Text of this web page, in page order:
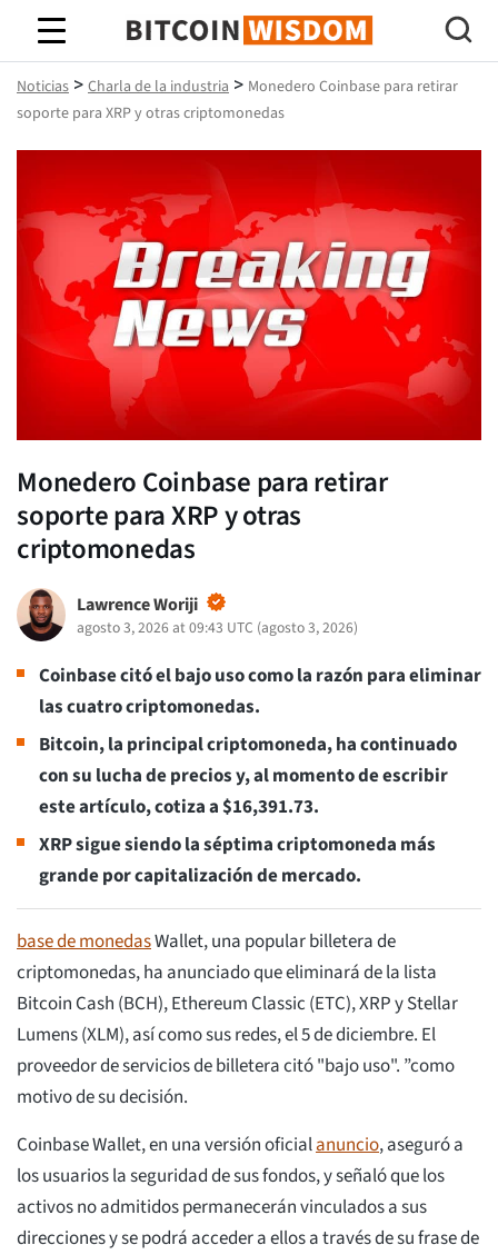
Sabiduría de Bitcoin
Noticias > Charla de la industria > Monedero Coinbase para retirar
soporte para XRP y otras criptomonedas
Monedero Coinbase para retirar
soporte para XRP y otras
criptomonedas
Lawrence Woriji
agosto 3, 2026 at 09:43 UTC (agosto 3, 2026)
Coinbase citó el bajo uso como la razón para eliminar
las cuatro criptomonedas.
Bitcoin, la principal criptomoneda, ha continuado
con su lucha de precios y, al momento de escribir
este artículo, cotiza a $16,391.73.
XRP sigue siendo la séptima criptomoneda más
grande por capitalización de mercado.
base de monedasWallet, una popular billetera de
criptomonedas, ha anunciado que eliminará de la lista
Bitcoin Cash (BCH), Ethereum Classic (ETC), XRP y Stellar
Lumens (XLM), así como sus redes, el 5 de diciembre. El
proveedor de servicios de billetera citó "bajo uso". ”como
motivo de su decisión.
Coinbase Wallet, en una versión oficialanuncio, aseguró a
los usuarios la seguridad de sus fondos, y señaló que los
activos no admitidos permanecerán vinculados a sus
direcciones y se podrá acceder a ellos a través de su frase de